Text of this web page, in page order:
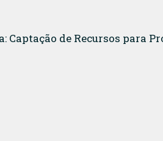
de Recursos para